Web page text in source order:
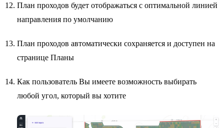
План проходов будет отображаться с оптимальной линией
направления по умолчанию
План проходов автоматически сохраняется и доступен на
странице Планы
Как пользователь Вы имеете возможность выбирать
любой угол, который вы хотите